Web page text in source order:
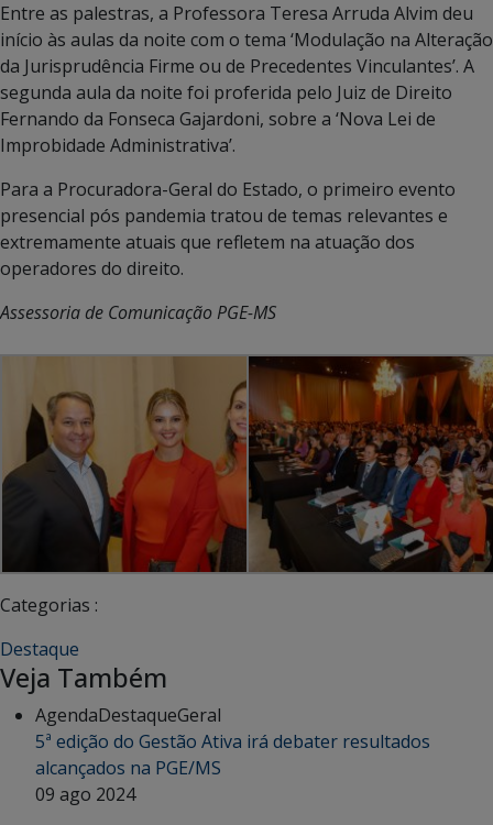
Entre as palestras, a Professora Teresa Arruda Alvim deu
início às aulas da noite com o tema ‘Modulação na Alteração
da Jurisprudência Firme ou de Precedentes Vinculantes’. A
segunda aula da noite foi proferida pelo Juiz de Direito
Fernando da Fonseca Gajardoni, sobre a ‘Nova Lei de
Improbidade Administrativa’.
Para a Procuradora-Geral do Estado, o primeiro evento
presencial pós pandemia tratou de temas relevantes e
extremamente atuais que refletem na atuação dos
operadores do direito.
Assessoria de Comunicação PGE-MS
Categorias :
Destaque
Veja Também
AgendaDestaqueGeral
5ª edição do Gestão Ativa irá debater resultados
alcançados na PGE/MS
09 ago 2024